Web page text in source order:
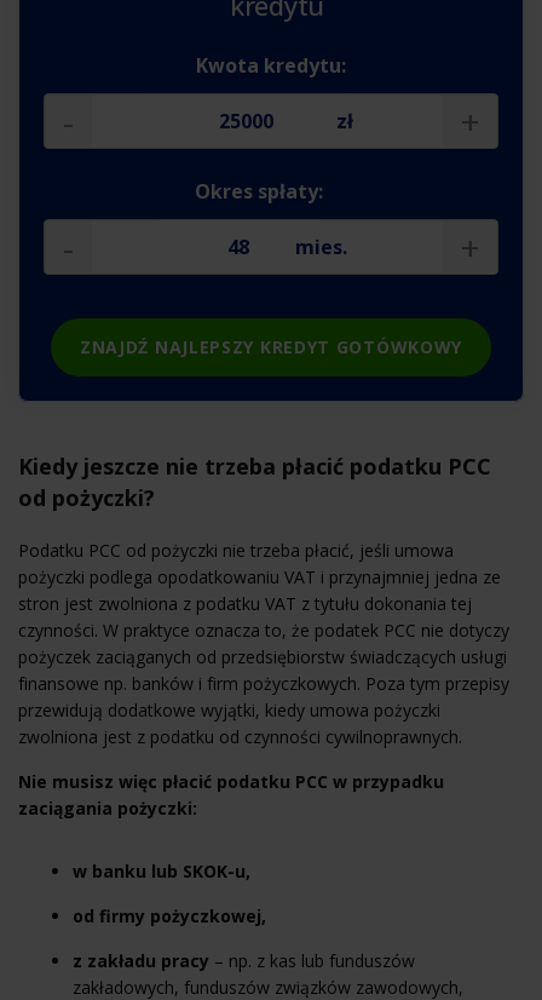
Kwota kredytu:
- zł +
Okres spłaty:
- mies. +
ZNAJDŹ NAJLEPSZY KREDYT GOTÓWKOWY
Kiedy jeszcze nie trzeba płacić podatku PCC
od pożyczki?
Podatku PCC od pożyczki nie trzeba płacić, jeśli umowa
pożyczki podlega opodatkowaniu VAT i przynajmniej jedna ze
stron jest zwolniona z podatku VAT z tytułu dokonania tej
czynności. W praktyce oznacza to, że podatek PCC nie dotyczy
pożyczek zaciąganych od przedsiębiorstw świadczących usługi
finansowe np. banków i firm pożyczkowych. Poza tym przepisy
przewidują dodatkowe wyjątki, kiedy umowa pożyczki
zwolniona jest z podatku od czynności cywilnoprawnych.
Nie musisz więc płacić podatku PCC w przypadku
zaciągania pożyczki:
w banku lub SKOK-u,
od firmy pożyczkowej,
z zakładu pracy – np. z kas lub funduszów
zakładowych, funduszów związków zawodowych,